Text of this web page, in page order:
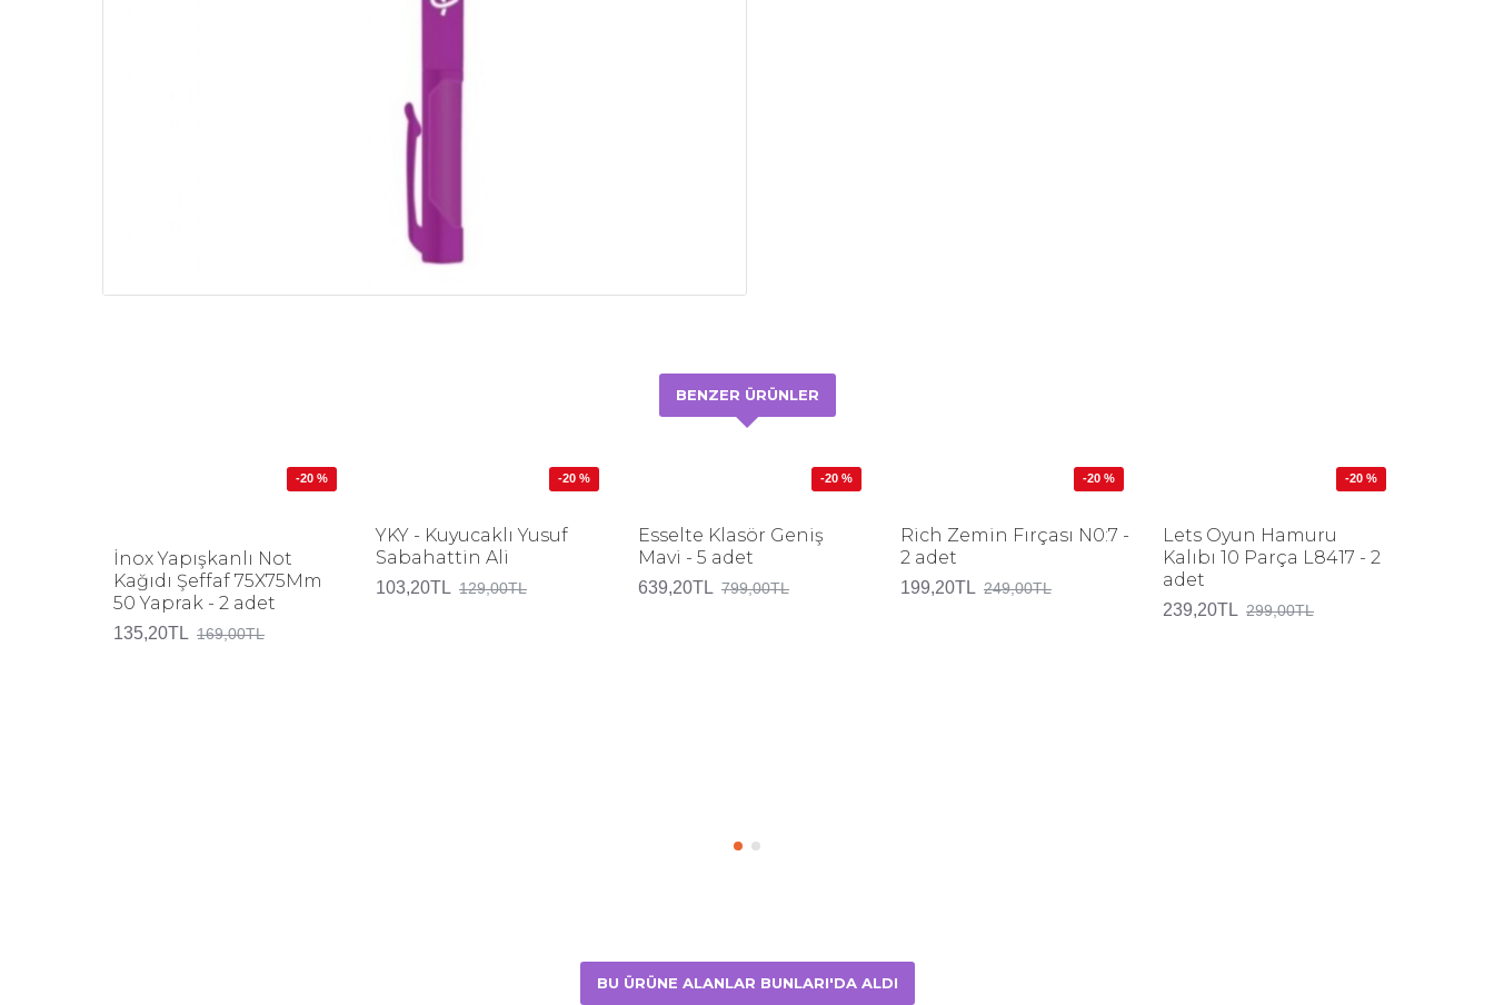
BENZER ÜRÜNLER
-20 %
İnox Yapışkanlı Not
Kağıdı Şeffaf 75X75Mm
50 Yaprak - 2 adet
135,20TL 169,00TL
-20 %
YKY - Kuyucaklı Yusuf
Sabahattin Ali
103,20TL 129,00TL
-20 %
Esselte Klasör Geniş
Mavi - 5 adet
639,20TL 799,00TL
-20 %
Rich Zemin Fırçası N0:7 -
2 adet
199,20TL 249,00TL
-20 %
Lets Oyun Hamuru
Kalıbı 10 Parça L8417 - 2
adet
239,20TL 299,00TL
BU ÜRÜNE ALANLAR BUNLARI'DA ALDI